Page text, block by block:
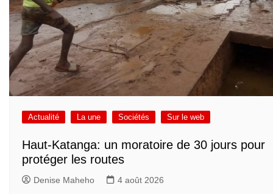
Actualité La une Sociétés Sur le web
Haut-Katanga: un moratoire de 30 jours pour
protéger les routes
Denise Maheho 4 août 2026